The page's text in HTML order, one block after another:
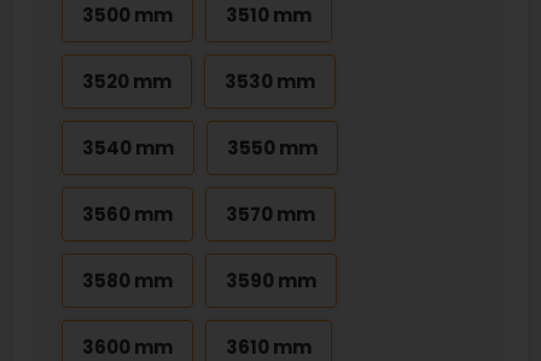
3500 mm 3510 mm
3520 mm 3530 mm
3540 mm 3550 mm
3560 mm 3570 mm
3580 mm 3590 mm
3600 mm 3610 mm